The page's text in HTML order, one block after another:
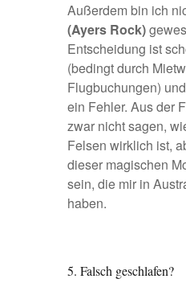
Außerdem bin ich
(Ayers Rock)
Entscheidung ist
(bedingt durch
Flugbuchungen)
ein Fehler. Aus der
zwar nicht sagen,
Felsen wirklich ist,
dieser magischen
sein, die mir in
haben.
5. Falsch geschlafen?